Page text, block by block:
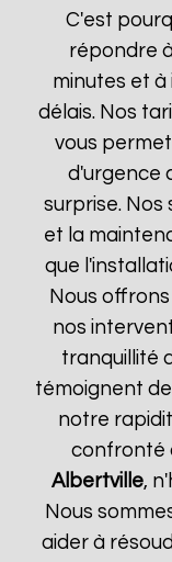
C'est
répondre
minutes et
délais. Nos
vous
d'urgence
surprise.
et la
que
Nous
nos
tranquillité
témoignent
notre
confronté
Albertville,
Nous
aider à